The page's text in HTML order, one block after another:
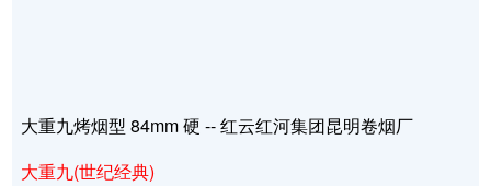
大重九烤烟型 84mm 硬 -- 红云红河集团昆明卷烟厂
大重九(世纪经典)